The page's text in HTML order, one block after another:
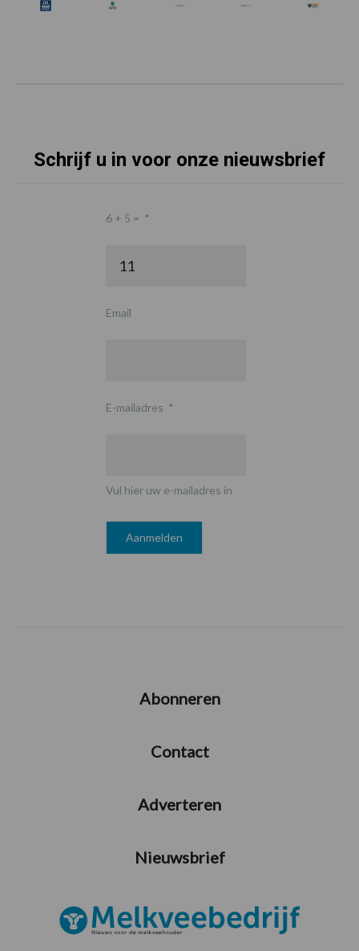
Schrijf u in voor onze nieuwsbrief
6 + 5 = *
Email
E-mailadres *
Vul hier uw e-mailadres in
Abonneren
Contact
Adverteren
Nieuwsbrief